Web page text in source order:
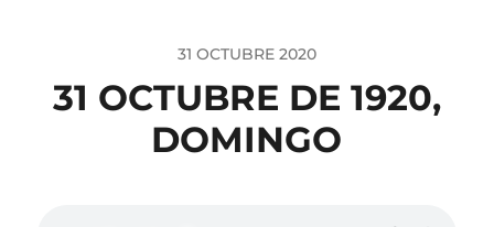
31 OCTUBRE 2020
31 OCTUBRE DE 1920,
DOMINGO